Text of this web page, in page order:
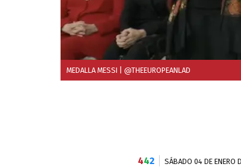
MEDALLA MESSI | @THEEUROPEANLAD
442 SÁBADO 04 DE ENERO